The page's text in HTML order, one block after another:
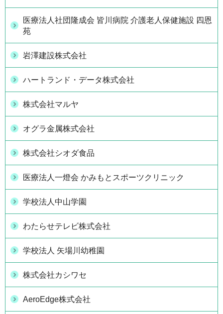
医療法人社団隆成会 皆川病院 介護老人保健施設 四恩
苑
岩澤建設株式会社
ハートランド・データ株式会社
株式会社マルヤ
オグラ金属株式会社
株式会社シオダ食品
医療法人一燈会 かみもとスポーツクリニック
学校法人中山学園
わたらせテレビ株式会社
学校法人 矢場川幼稚園
株式会社カシワセ
AeroEdge株式会社